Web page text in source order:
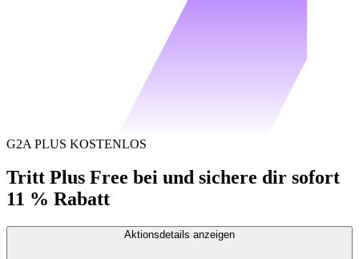
G2A PLUS KOSTENLOS
Tritt Plus Free bei und sichere dir sofort
11 % Rabatt
Aktionsdetails anzeigen